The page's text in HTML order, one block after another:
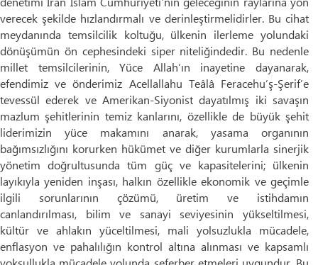
verecek şekilde hızlandırmalı ve derinleştirmelidirler. Bu cihat
meydanında temsilcilik koltuğu, ülkenin ilerleme yolundaki
dönüşümün ön cephesindeki siper niteliğindedir. Bu nedenle
millet temsilcilerinin, Yüce Allah’ın inayetine dayanarak,
efendimiz ve önderimiz Acellallahu Teâlâ Feracehu’ş-Şerif’e
tevessül ederek ve Amerikan-Siyonist dayatılmış iki savaşın
mazlum şehitlerinin temiz kanlarını, özellikle de büyük şehit
liderimizin yüce makamını anarak, yasama organının
bağımsızlığını korurken hükümet ve diğer kurumlarla sinerjik
yönetim doğrultusunda tüm güç ve kapasitelerini; ülkenin
layıkıyla yeniden inşası, halkın özellikle ekonomik ve geçimle
ilgili sorunlarının çözümü, üretim ve istihdamın
canlandırılması, bilim ve sanayi seviyesinin yükseltilmesi,
kültür ve ahlakın yüceltilmesi, mali yolsuzlukla mücadele,
enflasyon ve pahalılığın kontrol altına alınması ve kapsamlı